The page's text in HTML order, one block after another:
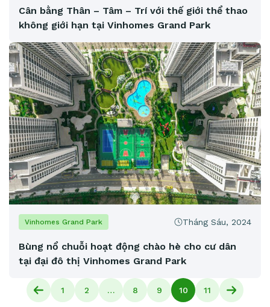
Cân bằng Thân – Tâm – Trí với thế giới thể thao
không giới hạn tại Vinhomes Grand Park
Vinhomes Grand Park Tháng Sáu, 2024
Bùng nổ chuỗi hoạt động chào hè cho cư dân
tại đại đô thị Vinhomes Grand Park
1 2 … 8 9 10 11